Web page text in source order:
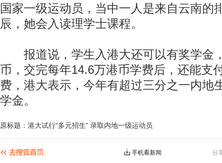
国家一级运动员，当中一人是来自云南的
辰，她会入读理学士课程。
报道说，学生入港大还可以有奖学金
币，交完每年14.6万港币学费后，还能支
费，港大表示，今年有超过三分之一内地
学金。
原标题：港大试行“多元招生” 录取内地一级运动员
分
手机看新闻